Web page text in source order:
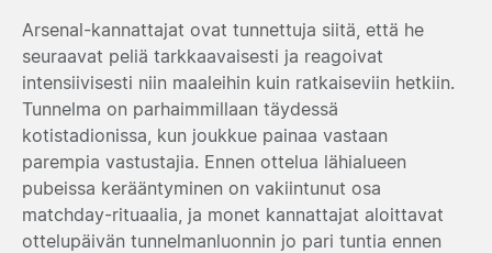
Arsenal-kannattajat ovat tunnettuja siitä, että he
seuraavat peliä tarkkaavaisesti ja reagoivat
intensiivisesti niin maaleihin kuin ratkaiseviin hetkiin.
Tunnelma on parhaimmillaan täydessä
kotistadionissa, kun joukkue painaa vastaan
parempia vastustajia. Ennen ottelua lähialueen
pubeissa kerääntyminen on vakiintunut osa
matchday-rituaalia, ja monet kannattajat aloittavat
ottelupäivän tunnelmanluonnin jo pari tuntia ennen